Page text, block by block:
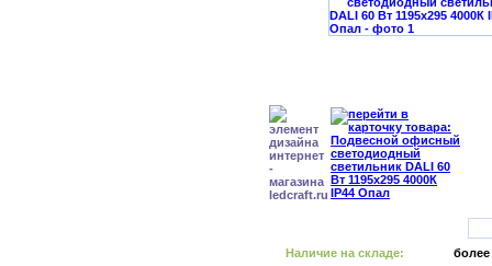
Наличие на складе: более